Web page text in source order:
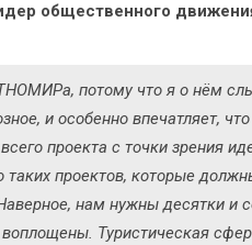
общественного
потому что я о нём
и особенно впечатляет, что
проекта с точки зрения
проектов, которые
нам нужны десятки и
Туристическая